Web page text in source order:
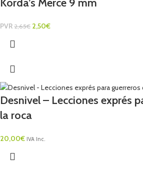
PVR 2,65€ 2,50€
Desnivel – Lecciones exprés
la roca
20,00€ IVA Inc.